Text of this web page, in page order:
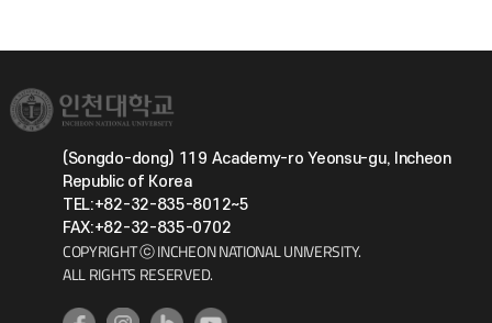
(Songdo-dong) 119 Academy-ro Yeonsu-gu, Incheon
Republic of Korea
TEL:+82-32-835-8012~5
FAX:+82-32-835-0702
COPYRIGHT ⓒ INCHEON NATIONAL UNIVERSITY.
ALL RIGHTS RESERVED.